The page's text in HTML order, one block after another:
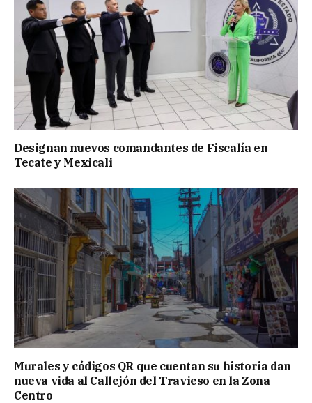
Designan nuevos comandantes de Fiscalía en
Tecate y Mexicali
Murales y códigos QR que cuentan su historia dan
nueva vida al Callejón del Travieso en la Zona
Centro